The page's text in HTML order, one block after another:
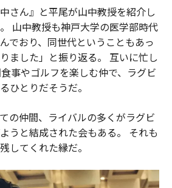
さん』と平尾が山中教授を紹介し
山中教授も神戸大学の医学部時代
でおり、同世代ということもあっ
ました」と振り返る。 互いに忙し
事やゴルフを楽しむ仲で、ラグビ
ひとりだそうだ。
の仲間、ライバルの多くがラグビ
うと結成された会もある。 それも
してくれた縁だ。